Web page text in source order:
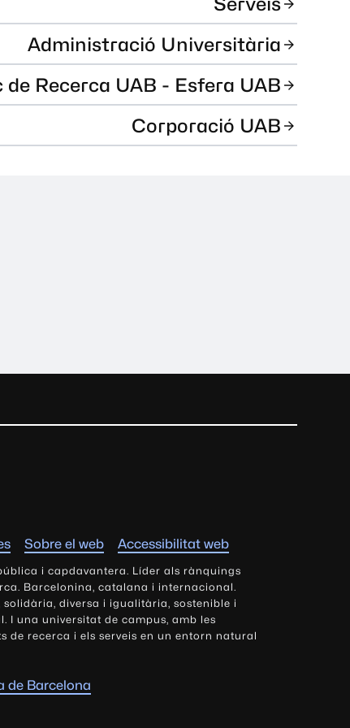
Administració Universitària
de Recerca UAB - Esfera UAB
Corporació UAB
Sobre el web Accessibilitat web
i capdavantera. Líder als rànquings
Barcelonina, catalana i internacional.
diversa i igualitària, sostenible i
I una universitat de campus, amb les
de recerca i els serveis en un entorn natural
de Barcelona